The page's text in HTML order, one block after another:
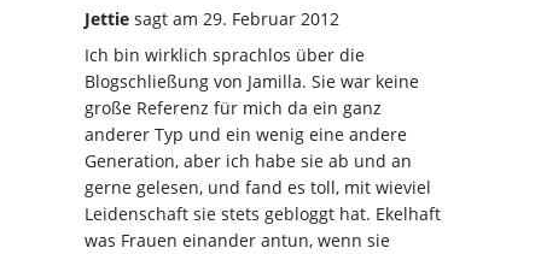
Jettie sagt am 29. Februar 2012
Ich bin wirklich sprachlos über die
Blogschließung von Jamilla. Sie war keine
große Referenz für mich da ein ganz
anderer Typ und ein wenig eine andere
Generation, aber ich habe sie ab und an
gerne gelesen, und fand es toll, mit wieviel
Leidenschaft sie stets gebloggt hat. Ekelhaft
was Frauen einander antun, wenn sie